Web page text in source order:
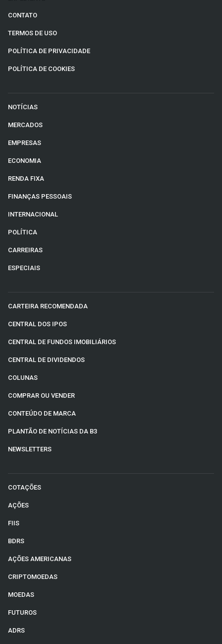
CONTATO
TERMOS DE USO
POLÍTICA DE PRIVACIDADE
POLÍTICA DE COOKIES
NOTÍCIAS
MERCADOS
EMPRESAS
ECONOMIA
RENDA FIXA
FINANÇAS PESSOAIS
INTERNACIONAL
POLÍTICA
CARREIRAS
ESPECIAIS
CARTEIRA RECOMENDADA
CENTRAL DOS IPOS
CENTRAL DE FUNDOS IMOBILIÁRIOS
CENTRAL DE DIVIDENDOS
COLUNAS
COMPRAR OU VENDER
CONTEÚDO DE MARCA
PLANTÃO DE NOTÍCIAS DA B3
NEWSLETTERS
COTAÇÕES
AÇÕES
FIIS
BDRS
AÇÕES AMERICANAS
CRIPTOMOEDAS
MOEDAS
FUTUROS
ADRS